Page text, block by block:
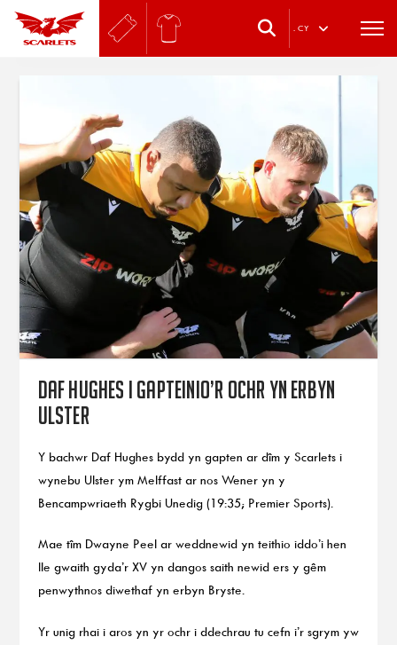
. CY
Daf Hughes i gapteinio’r ochr yn erbyn
Ulster
Y bachwr Daf Hughes bydd yn gapten ar dîm y Scarlets i
wynebu Ulster ym Melffast ar nos Wener yn y
Bencampwriaeth Rygbi Unedig (19:35; Premier Sports).
Mae tîm Dwayne Peel ar weddnewid yn teithio iddo’i hen
lle gwaith gyda’r XV yn dangos saith newid ers y gêm
penwythnos diwethaf yn erbyn Bryste.
Yr unig rhai i aros yn yr ochr i ddechrau tu cefn i’r sgrym yw